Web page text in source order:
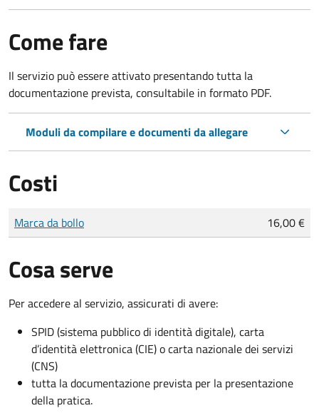
Come fare
Il servizio può essere attivato presentando tutta la
documentazione prevista, consultabile in formato PDF.
Moduli da compilare e documenti da allegare
Costi
Tipo di pagamento
Importo
Marca da bollo 16,00 €
Cosa serve
Per accedere al servizio, assicurati di avere:
SPID (sistema pubblico di identità digitale), carta
d’identità elettronica (CIE) o carta nazionale dei servizi
(CNS)
tutta la documentazione prevista per la presentazione
della pratica.